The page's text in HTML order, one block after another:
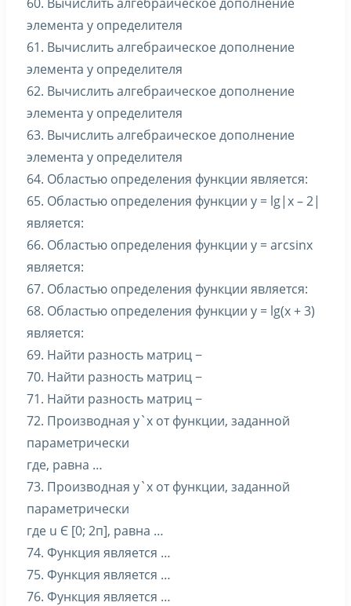
элемента y определителя
61. Вычислить алгебраическое дополнение
элемента y определителя
62. Вычислить алгебраическое дополнение
элемента y определителя
63. Вычислить алгебраическое дополнение
элемента y определителя
64. Областью определения функции является:
65. Областью определения функции y = lg|x – 2|
является:
66. Областью определения функции y = arcsinx
является:
67. Областью определения функции является:
68. Областью определения функции y = lg(x + 3)
является:
69. Найти разность матриц −
70. Найти разность матриц −
71. Найти разность матриц −
72. Производная y`x от функции, заданной
параметрически
где, равна …
73. Производная y`x от функции, заданной
параметрически
где u Є [0; 2п], равна …
74. Функция является …
75. Функция является …
76. Функция является …